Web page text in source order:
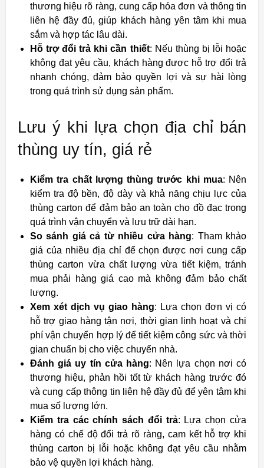
thương hiệu rõ ràng, cung cấp hóa đơn và thông tin
liên hệ đầy đủ, giúp khách hàng yên tâm khi mua
sắm và hợp tác lâu dài.
Hỗ trợ đổi trả khi cần thiết: Nếu thùng bị lỗi hoặc
không đạt yêu cầu, khách hàng được hỗ trợ đổi trả
nhanh chóng, đảm bảo quyền lợi và sự hài lòng
trong quá trình sử dụng sản phẩm.
Lưu ý khi lựa chọn địa chỉ bán
thùng uy tín, giá rẻ
Kiểm tra chất lượng thùng trước khi mua: Nên
kiểm tra độ bền, độ dày và khả năng chịu lực của
thùng carton để đảm bảo an toàn cho đồ đạc trong
quá trình vận chuyển và lưu trữ dài hạn.
So sánh giá cả từ nhiều cửa hàng: Tham khảo
giá của nhiều địa chỉ để chọn được nơi cung cấp
thùng carton vừa chất lượng vừa tiết kiệm, tránh
mua phải hàng giá cao mà không đảm bảo chất
lượng.
Xem xét dịch vụ giao hàng: Lựa chọn đơn vị có
hỗ trợ giao hàng tận nơi, thời gian linh hoạt và chi
phí vận chuyển hợp lý để tiết kiệm công sức và thời
gian chuẩn bị cho việc chuyển nhà.
Đánh giá uy tín cửa hàng: Nên lựa chọn nơi có
thương hiệu, phản hồi tốt từ khách hàng trước đó
và cung cấp thông tin liên hệ đầy đủ để yên tâm khi
mua số lượng lớn.
Kiểm tra các chính sách đổi trả: Lựa chọn cửa
hàng có chế độ đổi trả rõ ràng, cam kết hỗ trợ khi
thùng carton bị lỗi hoặc không đạt yêu cầu nhằm
bảo vệ quyền lợi khách hàng.